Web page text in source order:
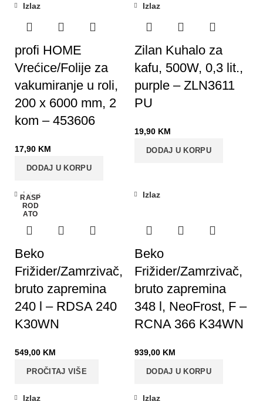
Izlaz
profi HOME
Vrećice/Folije za
vakumiranje u roli,
200 x 6000 mm, 2
kom – 453606
17,90 KM
DODAJ U KORPU
Izlaz
Zilan Kuhalo za
kafu, 500W, 0,3 lit.,
purple – ZLN3611
PU
19,90 KM
DODAJ U KORPU
RASP
ROD
ATO
Izlaz
Beko
Frižider/Zamrzivač,
bruto zapremina
240 l – RDSA 240
K30WN
549,00 KM
PROČITAJ VIŠE
Izlaz
Beko
Frižider/Zamrzivač,
bruto zapremina
348 l, NeoFrost, F –
RCNA 366 K34WN
939,00 KM
DODAJ U KORPU
Izlaz Izlaz